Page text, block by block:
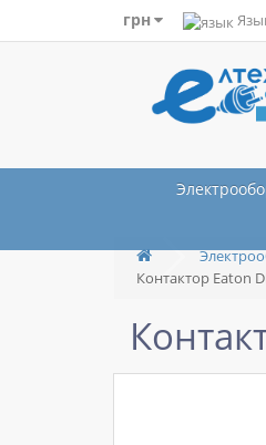
грн
Контактор Eaton